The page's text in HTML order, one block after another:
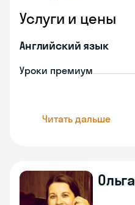
Услуги и цены
Английский язык
Уроки премиум
Читать дальше
Ольга